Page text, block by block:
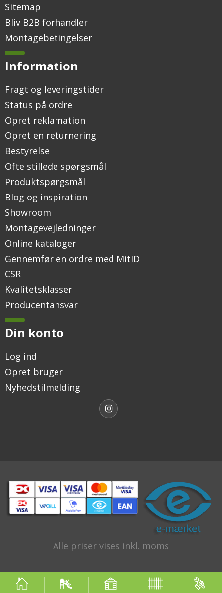
Sitemap
Bliv B2B forhandler
Montagebetingelser
Information
Fragt og leveringstider
Status på ordre
Opret reklamation
Opret en returnering
Bestyrelse
Ofte stillede spørgsmål
Produktspørgsmål
Blog og inspiration
Showroom
Montagevejledninger
Online kataloger
Gennemfør en ordre med MitID
CSR
Kvalitetsklasser
Producentansvar
Din konto
Log ind
Opret bruger
Nyhedstilmelding
Alle priser vises inkl. moms